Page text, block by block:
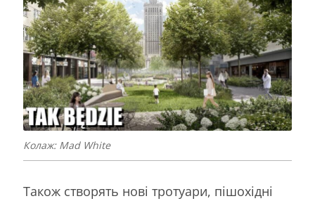
Колаж: Mad White
Також створять нові тротуари, пішохідні